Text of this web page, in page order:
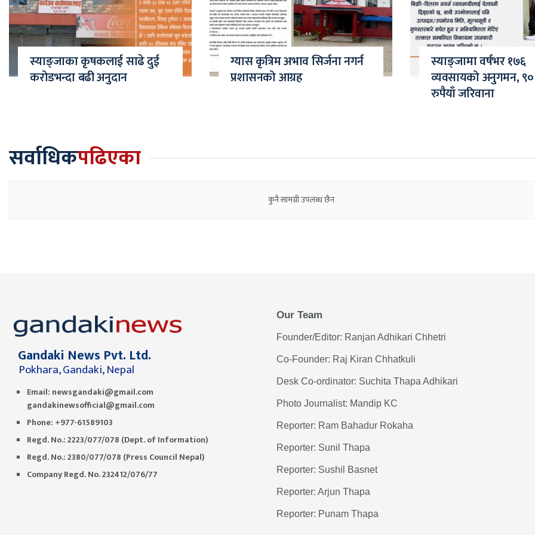
स्याङ्जाका कृषकलाई साढे दुई
करोडभन्दा बढी अनुदान
ग्यास कृत्रिम अभाव सिर्जना नगर्न
प्रशासनको आग्रह
स्याङ्जामा वर्षभर १७६
व्यवसायको अनुगमन,
रुपैयाँ जरिवाना
सर्वाधिकपढिएका
कुनै सामग्री उपलब्ध छैन
Gandaki News Pvt. Ltd.
Pokhara, Gandaki, Nepal
Email: newsgandaki@gmail.com
gandakinewsofficial@gmail.com
Phone: +977-61589103
Regd. No.: 2223/077/078 (Dept. of Information)
Regd. No.: 2380/077/078 (Press Council Nepal)
Company Regd. No. 232412/076/77
Our Team
Founder/Editor: Ranjan Adhikari Chhetri
Co-Founder: Raj Kiran Chhatkuli
Desk Co-ordinator: Suchita Thapa Adhikari
Photo Journalist: Mandip KC
Reporter: Ram Bahadur Rokaha
Reporter: Sunil Thapa
Reporter: Sushil Basnet
Reporter: Arjun Thapa
Reporter: Punam Thapa